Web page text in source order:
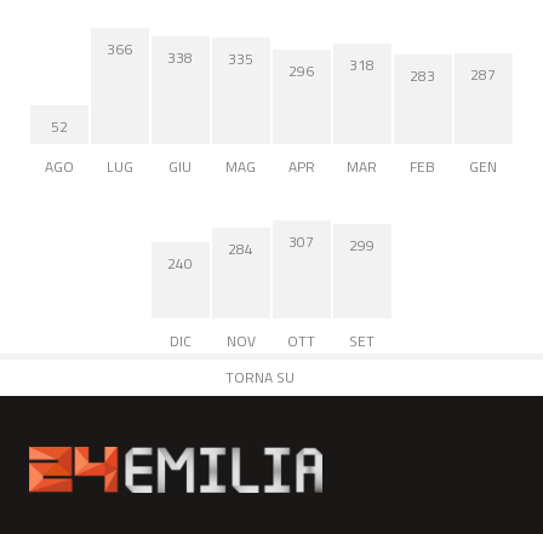
52
AGO
366
LUG
338
GIU
335
MAG
296
APR
318
MAR
283
FEB
287
GEN
240
DIC
284
NOV
307
OTT
299
SET
TORNA SU